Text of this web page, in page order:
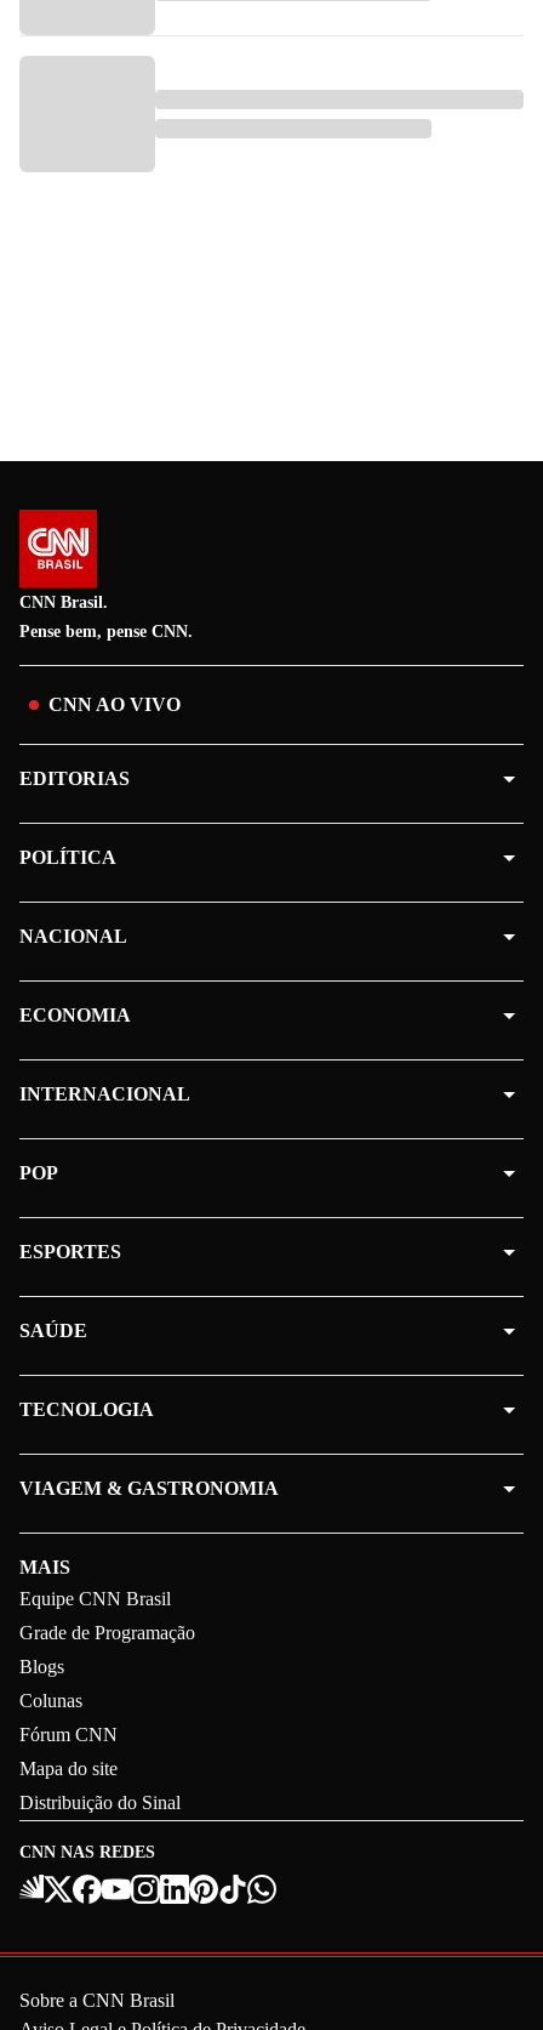
CNN Brasil.
Pense bem, pense CNN.
CNN AO VIVO
CNN NAS REDES
MAIS
Equipe CNN Brasil
Grade de Programação
Blogs
Colunas
Fórum CNN
Mapa do site
Distribuição do Sinal
EDITORIAS
POLÍTICA
NACIONAL
ECONOMIA
INTERNACIONAL
POP
ESPORTES
SAÚDE
TECNOLOGIA
VIAGEM & GASTRONOMIA
Sobre a CNN Brasil